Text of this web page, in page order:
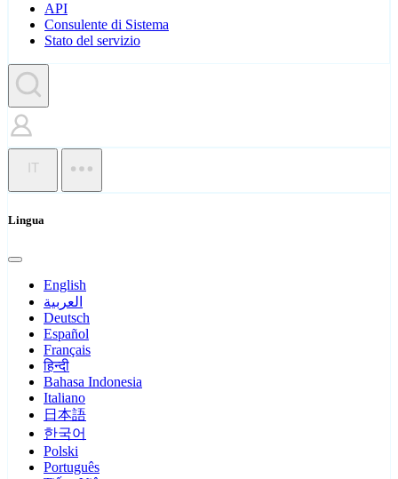
API
Consulente di Sistema
Stato del servizio
IT
Lingua
English
العربية
Deutsch
Español
Français
हिन्दी
Bahasa Indonesia
Italiano
日本語
한국어
Polski
Português